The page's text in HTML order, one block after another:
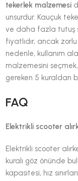
tekerlek malzemesi
unsurdur. Kauçuk
ve daha fazla tutuş
fiyatlıdır, ancak
nedenle, kullanım
malzemesini
gereken 5 kuraldan
FAQ
Elektrikli scooter
Elektrikli scooter
kuralı göz önünde
kapasitesi, hız